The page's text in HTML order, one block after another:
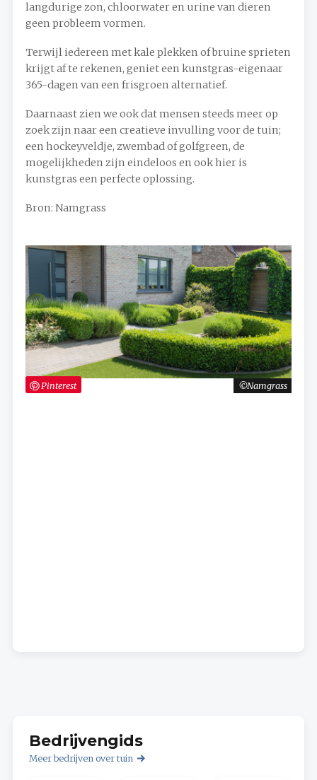
langdurige zon, chloorwater en urine van dieren
geen probleem vormen.
Terwijl iedereen met kale plekken of bruine sprieten
krijgt af te rekenen, geniet een kunstgras-eigenaar
365-dagen van een frisgroen alternatief.
Daarnaast zien we ook dat mensen steeds meer op
zoek zijn naar een creatieve invulling voor de tuin;
een hockeyveldje, zwembad of golfgreen, de
mogelijkheden zijn eindeloos en ook hier is
kunstgras een perfecte oplossing.
Bron: Namgrass
Namgrass
Pinterest
Bedrijvengids
Meer bedrijven over tuin